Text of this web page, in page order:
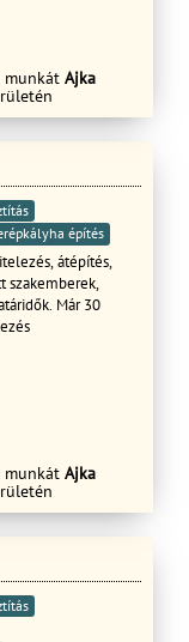
munkát Ajka
építés
átépítés,
szakemberek,
Már 30
munkát Ajka